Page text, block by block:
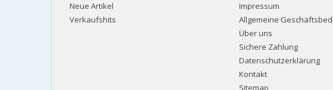
Neue Artikel
Verkaufshits
Impressum
Allgemeine
Über uns
Sichere Zahlung
Datenschutzerklärung
Kontakt